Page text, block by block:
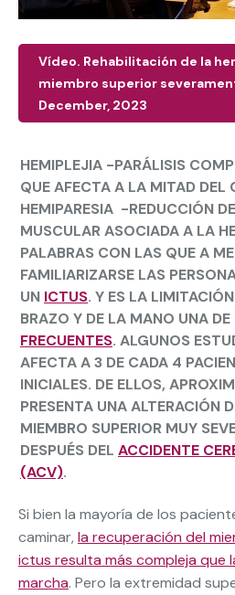
Vídeo. Rehabilitación de la
miembro superior
December, 2023
HEMIPLEJIA -PARÁLISIS
QUE AFECTA A LA MITAD DEL
HEMIPARESIA -REDUCCIÓN
MUSCULAR ASOCIADA A LA
PALABRAS CON LAS QUE A
FAMILIARIZARSE LAS
UN ICTUS. Y ES LA
BRAZO Y DE LA MANO UNA DE
FRECUENTES. ALGUNOS
AFECTA A 3 DE CADA 4
INICIALES. DE ELLOS,
PRESENTA UNAALTERACIÓN
MIEMBRO SUPERIOR MUY
DESPUÉS DEL ACCIDENTE
(ACV).
Si bien la mayoría de los
caminar, la recuperación del
ictus resulta más compleja que
marcha. Pero la extremidad